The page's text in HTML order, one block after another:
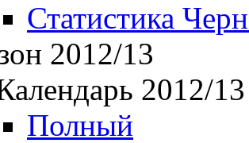
Статистика
2012/13
2012/13
Полный